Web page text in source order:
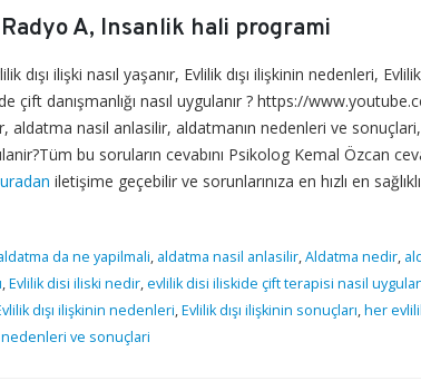
A, Insanlik hali programi
dışı ilişki nasıl yaşanır, Evlilik dışı ilişkinin nedenleri,
çift danışmanlığı nasıl uygulanır ? https://
aldatma nasil anlasilir, aldatmanın nedenleri ve
bu soruların cevabını Psikolog Kemal Özcan
iletişime geçebilir ve sorunlarınıza en hızlı en
da ne yapilmali, aldatma nasil anlasilir,Aldatma nedir,
,Evlilik disi iliski nedir,evlilik disi iliskide çift terapisi nasil
dışı ilişkinin nedenleri,Evlilik dışı ilişkinin sonuçları,her
nedenleri ve sonuçlari